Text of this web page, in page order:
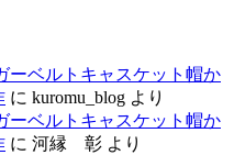
ーベルトキャスケット帽か
に kuromu_blog より
ーベルトキャスケット帽か
に 河縁 彰 より